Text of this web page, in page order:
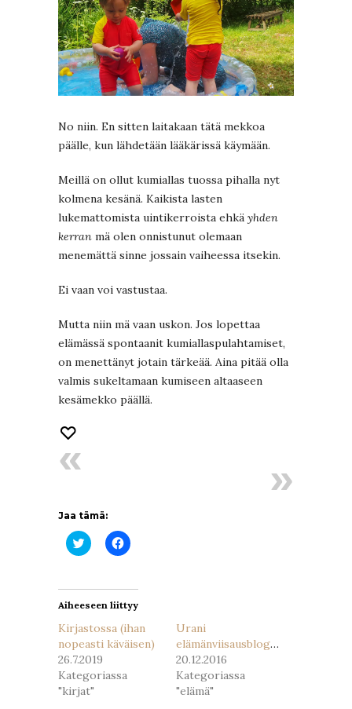
No niin. En sitten laitakaan tätä mekkoa
päälle, kun lähdetään lääkärissä käymään.
Meillä on ollut kumiallas tuossa pihalla nyt
kolmena kesänä. Kaikista lasten
lukemattomista uintikerroista ehkä yhden
kerran mä olen onnistunut olemaan
menemättä sinne jossain vaiheessa itsekin.
Ei vaan voi vastustaa.
Mutta niin mä vaan uskon. Jos lopettaa
elämässä spontaanit kumiallaspulahtamiset,
on menettänyt jotain tärkeää. Aina pitää olla
valmis sukeltamaan kumiseen altaaseen
kesämekko päällä.
Jaa tämä:
Jaa
Twitterissä(Avautuu
Jaa
Facebookissa(Avautuu
Aiheeseen liittyy
Kirjastossa (ihan
nopeasti käväisen)
26.7.2019
Kategoriassa
"kirjat"
Urani
elämänviisausbloggaajana
20.12.2016
Kategoriassa
"elämä"